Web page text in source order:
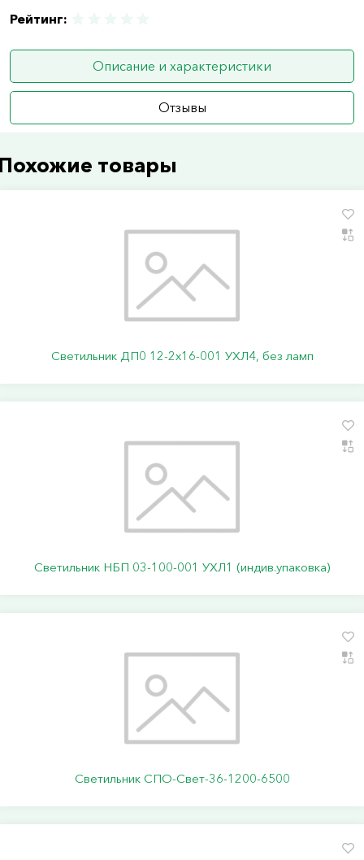
Рейтинг:
Описание и характеристики
Отзывы
товары
Светильник ДП0 12-2х16-001 УХЛ4, без ламп
Светильник НБП 03-100-001 УХЛ1 (индив.упаковка)
Светильник СПО-Свет-36-1200-6500